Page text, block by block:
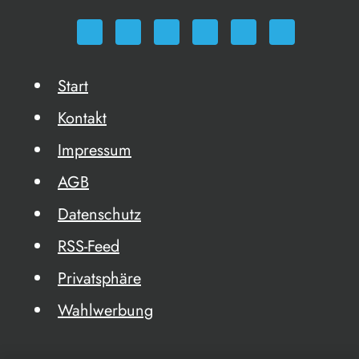
Start
Kontakt
Impressum
AGB
Datenschutz
RSS-Feed
Privatsphäre
Wahlwerbung